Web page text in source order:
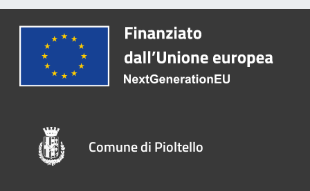
Comune di Pioltello